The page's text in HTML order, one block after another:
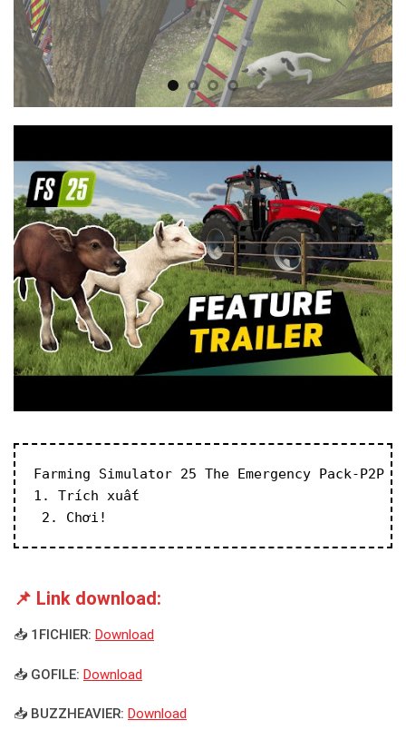
Farming Simulator 25 The Emergency Pack-P2P
1. Trích xuất
2. Chơi!
📌 Link download:
📥 1FICHIER: Download
📥 GOFILE: Download
📥 BUZZHEAVIER: Download